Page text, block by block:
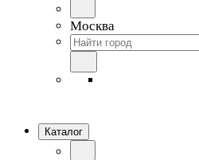
Москва
Каталог